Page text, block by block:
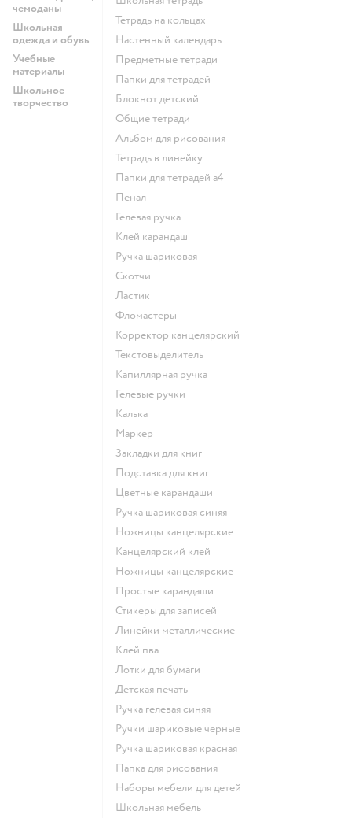
чемоданы
Школьная
одежда и обувь
Учебные
материалы
Школьное
творчество
Тетрадь на кольцах
Настенный календарь
Предметные тетради
Папки для тетрадей
Блокнот детский
Общие тетради
Альбом для рисования
Тетрадь в линейку
Папки для тетрадей а4
Пенал
Гелевая ручка
Клей карандаш
Ручка шариковая
Скотчи
Ластик
Фломастеры
Корректор канцелярский
Текстовыделитель
Капиллярная ручка
Гелевые ручки
Калька
Маркер
Закладки для книг
Подставка для книг
Цветные карандаши
Ручка шариковая синяя
Ножницы канцелярские
Канцелярский клей
Ножницы канцелярские
Простые карандаши
Стикеры для записей
Линейки металлические
Клей пва
Лотки для бумаги
Детская печать
Ручка гелевая синяя
Ручки шариковые черные
Ручка шариковая красная
Папка для рисования
Наборы мебели для детей
Школьная мебель